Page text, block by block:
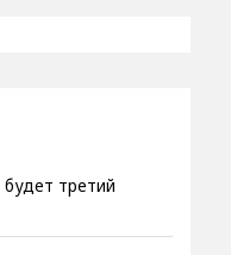
будет третий